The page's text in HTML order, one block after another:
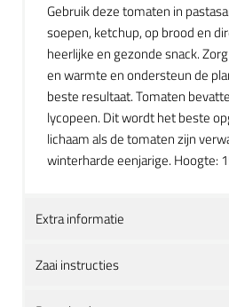
Gebruik deze tomaten in
soepen, ketchup, op brood en
heerlijke en gezonde snack.
en warmte en ondersteun de
beste resultaat. Tomaten
lycopeen. Dit wordt het beste
lichaam als de tomaten zijn
winterharde eenjarige. Hoogte:
Extra informatie
Zaai instructies